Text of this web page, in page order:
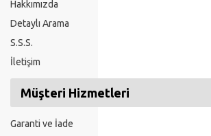
Hakkımızda
Detaylı Arama
S.S.S.
İletişim
Müşteri Hizmetleri
Garanti ve İade